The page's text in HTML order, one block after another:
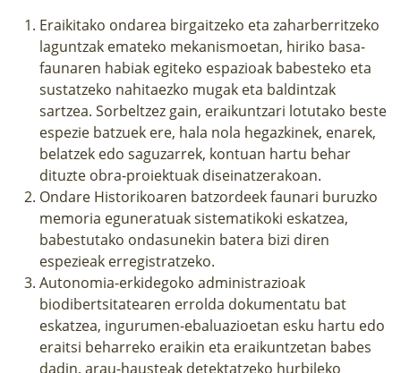
Eraikitako ondarea birgaitzeko eta zaharberritzeko
laguntzak emateko mekanismoetan, hiriko basa-
faunaren habiak egiteko espazioak babesteko eta
sustatzeko nahitaezko mugak eta baldintzak
sartzea. Sorbeltzez gain, eraikuntzari lotutako beste
espezie batzuek ere, hala nola hegazkinek, enarek,
belatzek edo saguzarrek, kontuan hartu behar
dituzte obra-proiektuak diseinatzerakoan.
Ondare Historikoaren batzordeek faunari buruzko
memoria eguneratuak sistematikoki eskatzea,
babestutako ondasunekin batera bizi diren
espezieak erregistratzeko.
Autonomia-erkidegoko administrazioak
biodibertsitatearen errolda dokumentatu bat
eskatzea, ingurumen-ebaluazioetan esku hartu edo
eraitsi beharreko eraikin eta eraikuntzetan babes
dadin, arau-hausteak detektatzeko hurbileko